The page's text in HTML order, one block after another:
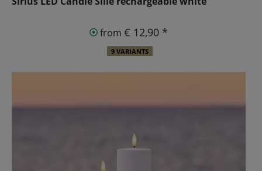
from € 12,90 *
9 VARIANTS